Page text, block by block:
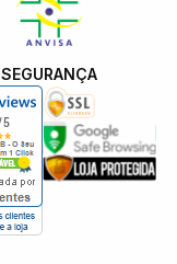
SEGURANÇA